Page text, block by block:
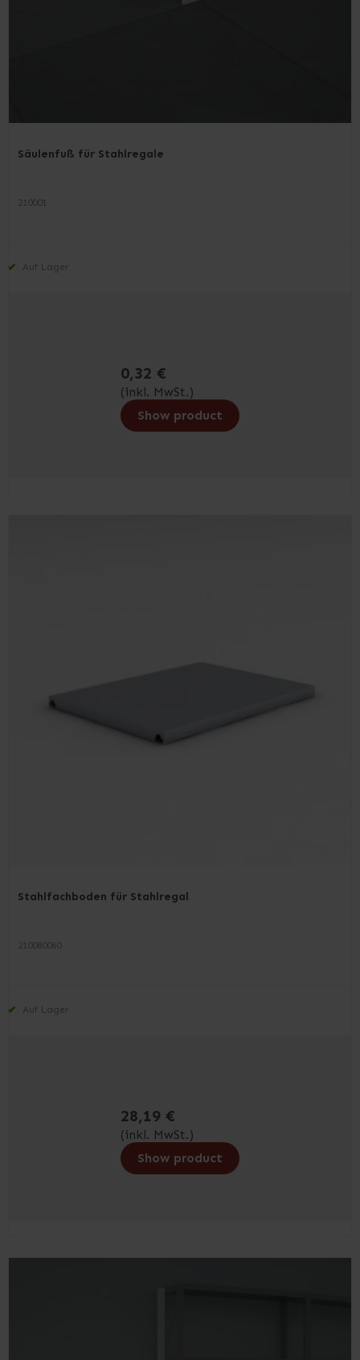
Säulenfuß für Stahlregale
210001
Auf Lager
0,32 €
(inkl. MwSt.)
Show product
Stahlfachboden für Stahlregal
210080060
Auf Lager
28,19 €
(inkl. MwSt.)
Show product